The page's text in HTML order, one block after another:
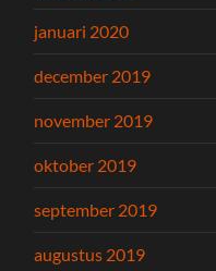
januari 2020
december 2019
november 2019
oktober 2019
september 2019
augustus 2019